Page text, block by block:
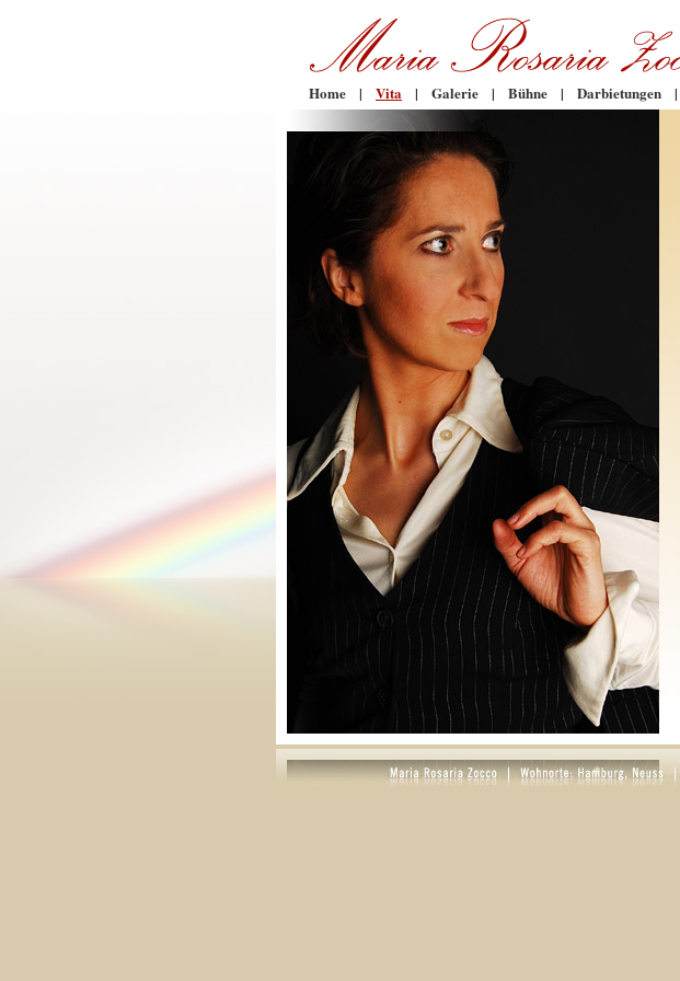
Home | Vita | Galerie | Bühne | Darbietungen |